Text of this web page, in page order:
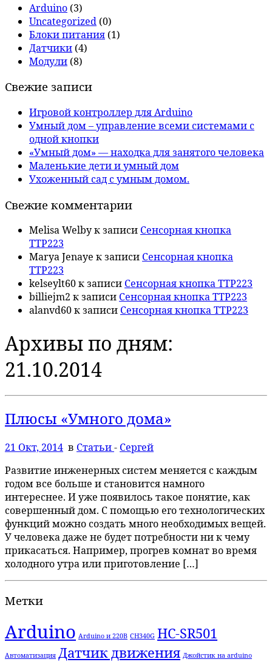
Arduino (3)
Uncategorized (0)
Блоки питания (1)
Датчики (4)
Модули (8)
Свежие записи
Игровой контроллер для Arduino
Умный дом – управление всеми системами с
одной кнопки
«Умный дом» — находка для занятого человека
Маленькие дети и умный дом
Ухоженный сад с умным домом.
Свежие комментарии
Melisa Welbyк записи Сенсорная кнопка
TTP223
Marya Jenaye к записи Сенсорная кнопка
TTP223
kelseylt60к записи Сенсорная кнопка TTP223
billiejm2 к записи Сенсорная кнопка TTP223
alanvd60к записи Сенсорная кнопка TTP223
Архивы по дням:
21.10.2014
Плюсы «Умного дома»
21 Окт, 2014 в Статьи- Сергей
Развитие инженерных систем меняется с каждым
годом все больше и становится намного
интереснее. И уже появилось такое понятие, как
совершенный дом. С помощью его технологических
функций можно создать много необходимых вещей.
У человека даже не будет потребности ни к чему
прикасаться. Например, прогрев комнат во время
холодного утра или приготовление […]
Метки
Arduino Arduino и 220В CH340G HC-SR501
Автоматизация Датчик движения Джойстик на arduino